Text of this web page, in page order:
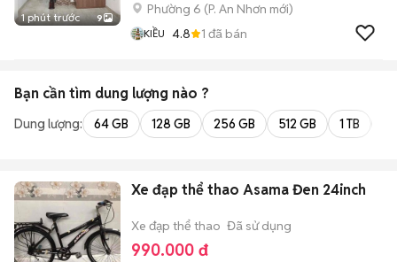
1 phút trước 9
Phường 6 (P. An Nhơn mới)
KIỀU 4.8 1 đã bán
Bạn cần tìm dung lượng nào ?
Dung lượng: 64 GB 128 GB 256 GB 512 GB 1 TB
Xe đạp thể thao Asama Đen 24inch
Xe đạp thể thao Đã sử dụng
990.000 đ